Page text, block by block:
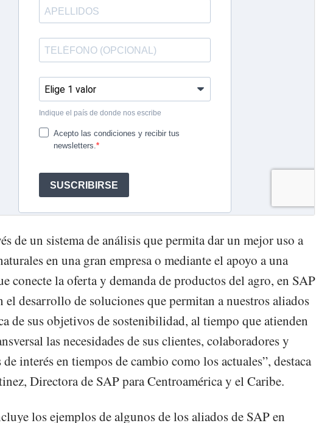
de un sistema de análisis que permita dar un mejor uso a
en una gran empresa o mediante el apoyo a una
conecte la oferta y demanda de productos del agro, en SAP
el desarrollo de soluciones que permitan a nuestros aliados
de sus objetivos de sostenibilidad, al tiempo que atienden
las necesidades de sus clientes, colaboradores y
interés en tiempos de cambio como los actuales”, destaca
Directora de SAP para Centroamérica y el Caribe.
los ejemplos de algunos de los aliados de SAP en